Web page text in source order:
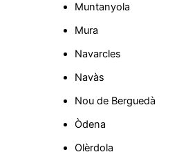
Muntanyola
Mura
Navarcles
Navàs
Nou de Berguedà
Òdena
Olèrdola